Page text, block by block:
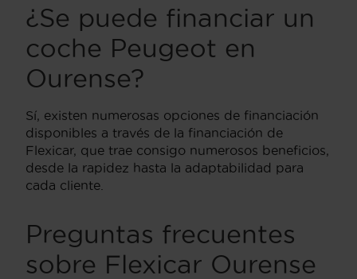
¿Se puede financiar un
coche Peugeot en
Ourense?
Sí, existen numerosas opciones de financiación
disponibles a través de la financiación de
Flexicar, que trae consigo numerosos beneficios,
desde la rapidez hasta la adaptabilidad para
cada cliente.
Preguntas frecuentes
sobre Flexicar Ourense